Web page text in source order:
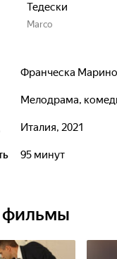
Тедески
Marco
Франческа Марино
мелодрама,
Италия, 2021
95 минут
фильмы